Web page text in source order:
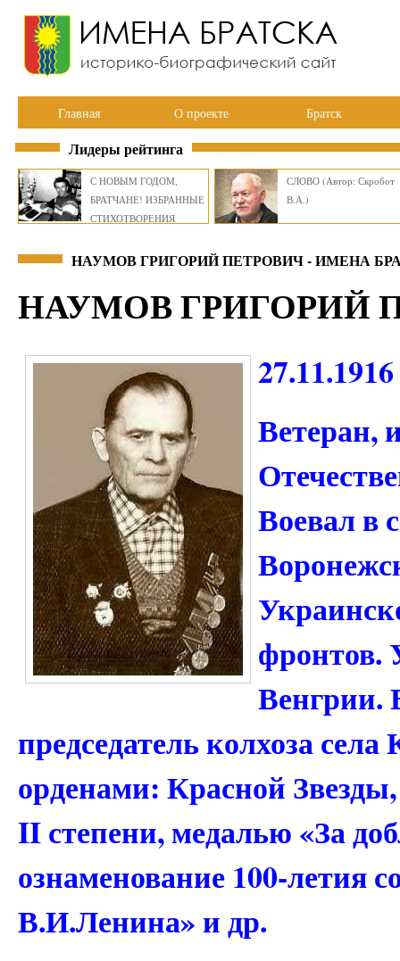
Главная О проекте Братск
Лидеры рейтинга
С НОВЫМ ГОДОМ,
БРАТЧАНЕ! ИЗБРАННЫЕ
СТИХОТВОРЕНИЯ
СЛОВО (Автор: Скробот
В.А.)
НАУМОВ ГРИГОРИЙ ПЕТРОВИЧ - ИМЕНА
НАУМОВ ГРИГОРИЙ
Ветеран,
Воевал в
фронтов.
Венгрии.
председатель колхоза
орденами: Красной
II степени, медалью «За
ознаменование 100-летия
В.И.Ленина» и др.